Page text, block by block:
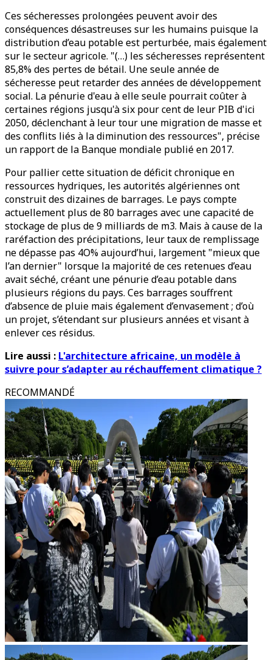
Ces sécheresses prolongées peuvent avoir des
conséquences désastreuses sur les humains puisque la
distribution d’eau potable est perturbée, mais également
sur le secteur agricole. "(…) les sécheresses représentent
85,8% des pertes de bétail. Une seule année de
sécheresse peut retarder des années de développement
social. La pénurie d'eau à elle seule pourrait coûter à
certaines régions jusqu'à six pour cent de leur PIB d'ici
2050, déclenchant à leur tour une migration de masse et
des conflits liés à la diminution des ressources", précise
un rapport de la Banque mondiale publié en 2017.
Pour pallier cette situation de déficit chronique en
ressources hydriques, les autorités algériennes ont
construit des dizaines de barrages. Le pays compte
actuellement plus de 80 barrages avec une capacité de
stockage de plus de 9 milliards de m3. Mais à cause de la
raréfaction des précipitations, leur taux de remplissage
ne dépasse pas 4O% aujourd’hui, largement "mieux que
l’an dernier" lorsque la majorité de ces retenues d’eau
avait séché, créant une pénurie d’eau potable dans
plusieurs régions du pays. Ces barrages souffrent
d’absence de pluie mais également d’envasement ; d’où
un projet, s’étendant sur plusieurs années et visant à
enlever ces résidus.
Lire aussi : L'architecture africaine, un modèle à
suivre pour s’adapter au réchauffement climatique ?
RECOMMANDÉ